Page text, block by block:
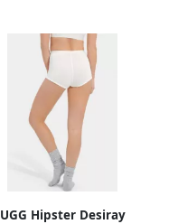
UGG Hipster Desiray